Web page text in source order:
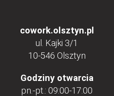
cowork.olsztyn.pl
ul. Kajki 3/1
10-546 Olsztyn
Godziny otwarcia
pn.-pt.: 09:00-17:00